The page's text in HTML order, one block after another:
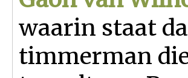
waarin staat
timmerman